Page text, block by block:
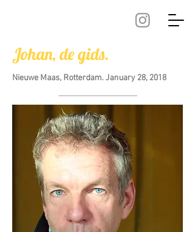
Johan, de gids.
Nieuwe Maas, Rotterdam. January 28, 2018